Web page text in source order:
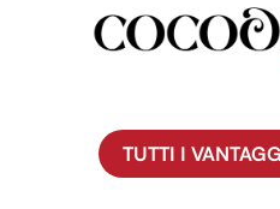
TUTTI I